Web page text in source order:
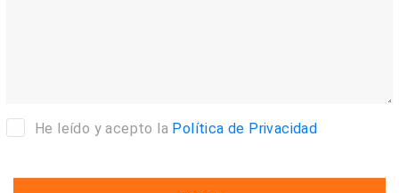
He leído y acepto la Política de Privacidad